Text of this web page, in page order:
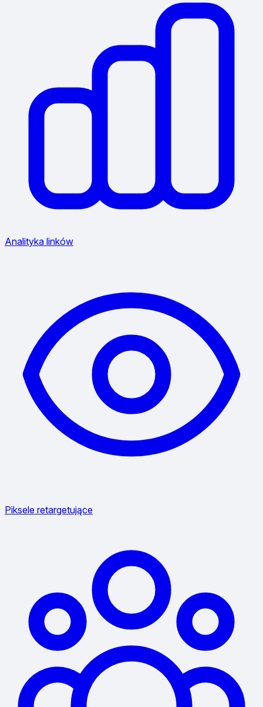
Analityka linków
Piksele retargetujące